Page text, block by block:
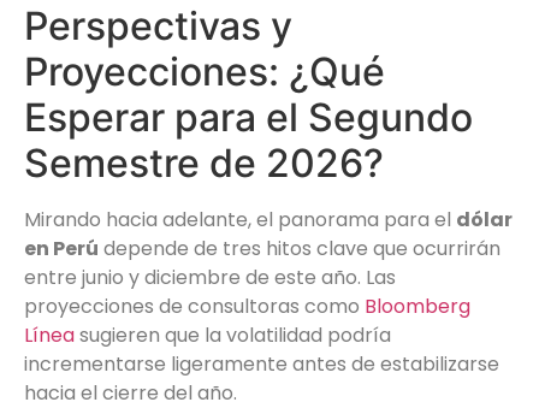
Perspectivas y
Proyecciones: ¿Qué
Esperar para el Segundo
Semestre de 2026?
Mirando hacia adelante, el panorama para el dólar
en Perú depende de tres hitos clave que ocurrirán
entre junio y diciembre de este año. Las
proyecciones de consultoras como Bloomberg
Líneasugieren que la volatilidad podría
incrementarse ligeramente antes de estabilizarse
hacia el cierre del año.